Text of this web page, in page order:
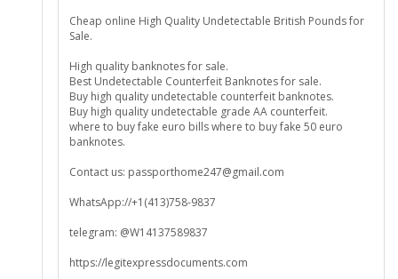
Cheap online High Quality Undetectable British Pounds for
Sale.
High quality banknotes for sale.
Best Undetectable Counterfeit Banknotes for sale.
Buy high quality undetectable counterfeit banknotes.
Buy high quality undetectable grade AA counterfeit.
where to buy fake euro bills where to buy fake 50 euro
banknotes.
Contact us: passporthome247@gmail.com
WhatsApp://+1(413)758-9837
telegram: @W14137589837
https://legitexpressdocuments.com